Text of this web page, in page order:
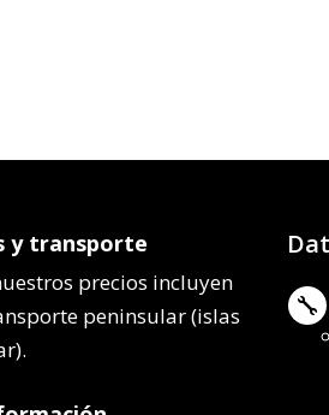
y transporte
precios incluyen
peninsular (islas
